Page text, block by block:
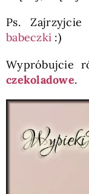
Ps.
babeczki :)
Wypróbujcie
czekoladowe.